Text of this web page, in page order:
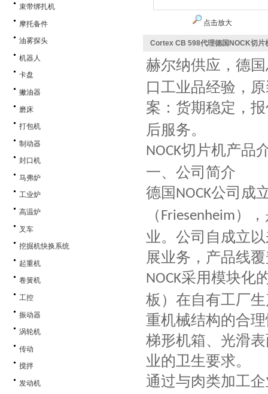
束带绑扎机
摩托备件
油雾探头
机器人
卡盘
撇油器
磨床
打包机
制动器
封口机
马弗炉
工业炉
高温炉
叉车
挖掘机快换系统
起重机
卷簧机
工控
振动器
涡轮机
传动
搅拌
发动机
点击放大
Cortex CB 598代理德国NOCK切片
赫尔纳供应，德
口工业品经验，
案：货期稳定，
后服务。
NOCK切片机产品
一、公司简介
德国 NOCK公司成
（ Friesenheim ）
业。公司自成立
展业务，产品线
NOCK采用模块化
板）在自有工厂
重机械结构的合
梯形机箱、光滑
业的卫生要求。
通过与肉类加工